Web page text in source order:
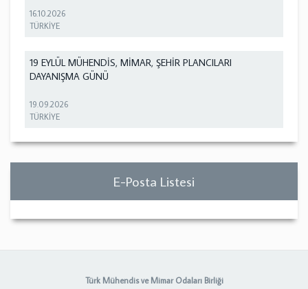
16.10.2026
TÜRKİYE
19 EYLÜL MÜHENDİS, MİMAR, ŞEHİR PLANCILARI
DAYANIŞMA GÜNÜ
19.09.2026
TÜRKİYE
E-Posta Listesi
Türk Mühendis ve Mimar Odaları Birliği